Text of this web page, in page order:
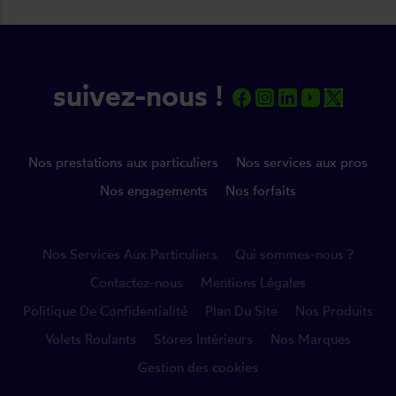
suivez-nous !
Nos prestations aux particuliers
Nos services aux pros
Nos engagements
Nos forfaits
Nos Services Aux Particuliers
Qui sommes-nous ?
Contactez-nous
Mentions Légales
Politique De Confidentialité
Plan Du Site
Nos Produits
Volets Roulants
Stores Intérieurs
Nos Marques
Gestion des cookies